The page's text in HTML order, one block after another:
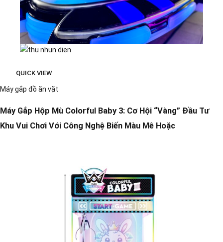
QUICK VIEW
Máy gắp đồ ăn vặt
Máy Gắp Hộp Mù Colorful Baby 3: Cơ Hội “Vàng” Đầu Tư
Khu Vui Chơi Với Công Nghệ Biến Màu Mê Hoặc